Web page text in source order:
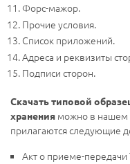
Форс-мажор.
Прочие условия.
Список приложений.
Адреса и реквизиты
Подписи сторон.
Скачать типовой
хранения можно в нашем
прилагаются следующие
Акт о приеме-